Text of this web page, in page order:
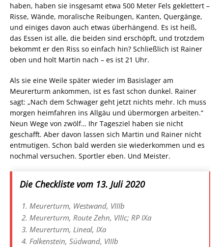
haben, haben sie insgesamt etwa 500 Meter Fels geklettert –
Risse, Wände, moralische Reibungen, Kanten, Quergänge,
und einiges davon auch etwas überhängend. Es ist heiß,
das Essen ist alle, die beiden sind erschöpft, und trotzdem
bekommt er den Riss so einfach hin? Schließlich ist Rainer
oben und holt Martin nach – es ist 21 Uhr.
Als sie eine Weile später wieder im Basislager am
Meurerturm ankommen, ist es fast schon dunkel. Rainer
sagt: „Nach dem Schwager geht jetzt nichts mehr. Ich muss
morgen heimfahren ins Allgäu und übermorgen arbeiten.“
Neun Wege von zwölf… Ihr Tagesziel haben sie nicht
geschafft. Aber davon lassen sich Martin und Rainer nicht
entmutigen. Schon bald werden sie wiederkommen und es
nochmal versuchen. Sportler eben. Und Meister.
Die Checkliste vom 13. Juli 2020
Meurerturm, Westwand, VIIIb
Meurerturm, Route Zehn, VIIIc; RP IXa
Meurerturm, Lineal, IXa
Falkenstein, Südwand, VIIIb